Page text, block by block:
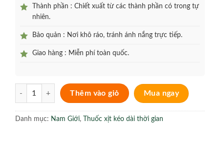
Thành phần : Chiết xuất từ các thành phần có trong tự
nhiên.
Bảo quản : Nơi khô ráo, tránh ánh nắng trực tiếp.
Giao hàng : Miễn phí toàn quốc.
Bổ Hoàn Dương Super - Hỗ trợ sinh lý phái mạnh số lượng
Thêm vào giỏ Mua ngay
Danh mục: Nam Giới, Thuốc xịt kéo dài thời gian